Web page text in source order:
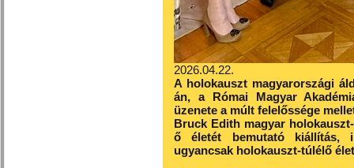
2026.04.22.
A holokauszt magyarországi
án, a Római Magyar
üzenete a múlt felelőssége
Bruck Edith magyar
ő életét bemutató kiállítás,
ugyancsak holokauszt-túlélő